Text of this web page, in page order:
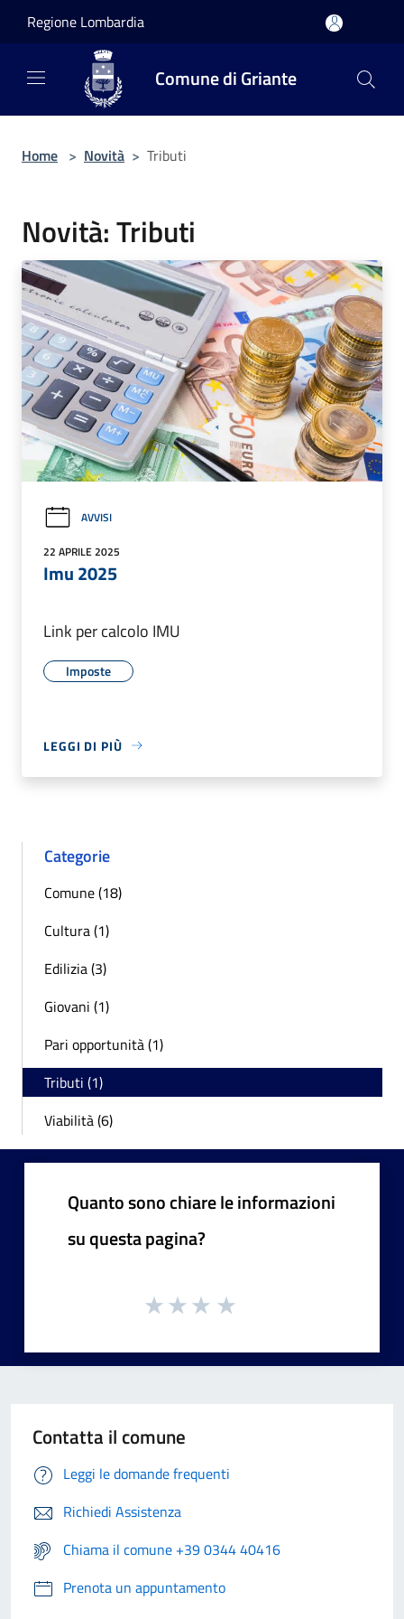
Regione Lombardia
Comune di Griante
Home > Novità > Tributi
Novità: Tributi
AVVISI
22 APRILE 2025
Imu 2025
Link per calcolo IMU
Imposte
LEGGI DI PIÙ
Categorie
Comune (18)
Cultura (1)
Edilizia (3)
Giovani (1)
Pari opportunità (1)
Tributi (1)
Viabilità (6)
Quanto sono chiare le informazioni
su questa pagina?
Contatta il comune
Leggi le domande frequenti
Richiedi Assistenza
Chiama il comune +39 0344 40416
Prenota un appuntamento